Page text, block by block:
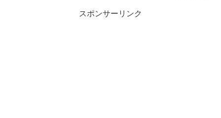
スポンサーリンク